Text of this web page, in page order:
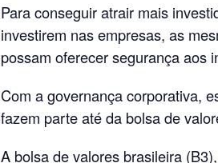
Para conseguir atrair mais
investirem nas empresas, as
possam oferecer segurança aos
Com a governança corporativa,
fazem parte até da bolsa de
A bolsa de valores brasileira